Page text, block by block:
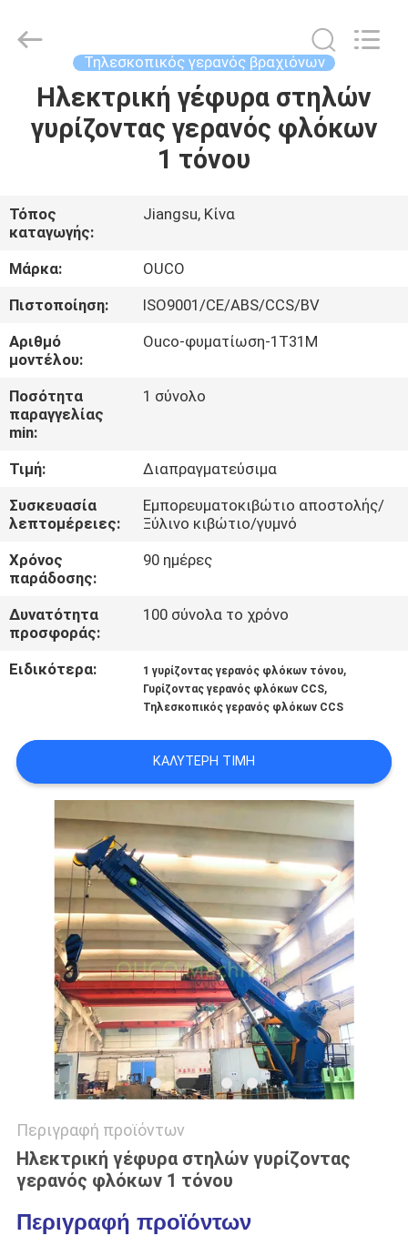
ΣΠΊΤΙ
ΒΊΝΤΕΟ
ΕΜΦΆΝΙΣΗ
VR
ΣΧΕΤΙΚΆ
ΜΕ
ΕΜΆΣ
ΕΠΙΣΚΈΨΕΙΣ
ΣΤΟ
ΕΡΓΟΣΤΆΣΙΟ
ΈΛΕΓΧΟΣ
ΠΟΙΌΤΗΤΑΣ
ΥΠΟΘΈΣΕΙΣ
CONTACT
SITEMAP
ΠΟΛΙΤΙΚΉ
ΑΠΟΡΡΉΤΟΥ
GROUP
Τηλεσκοπικός γερανός βραχιόνων
Ηλεκτρική γέφυρα στηλών
γυρίζοντας γερανός φλόκων
1 τόνου
Τόπος
καταγωγής:
Jiangsu, Κίνα
Μάρκα:
OUCO
Πιστοποίηση:
ISO9001/CE/ABS/CCS/BV
Αριθμό
μοντέλου:
Ouco-φυματίωση-1T31M
Ποσότητα
παραγγελίας
min:
1 σύνολο
Τιμή:
Διαπραγματεύσιμα
Συσκευασία
λεπτομέρειες:
Εμπορευματοκιβώτιο αποστολής/
Ξύλινο κιβώτιο/γυμνό
Χρόνος
παράδοσης:
90 ημέρες
Δυνατότητα
προσφοράς:
100 σύνολα το χρόνο
Ειδικότερα: 1 γυρίζοντας γερανός φλόκων τόνου,
Γυρίζοντας γερανός φλόκων CCS,
Τηλεσκοπικός γερανός φλόκων CCS
ΚΑΛΎΤΕΡΗ ΤΙΜΉ
Περιγραφή προϊόντων
Ηλεκτρική γέφυρα στηλών γυρίζοντας
γερανός φλόκων 1 τόνου
Περιγραφή προϊόντων